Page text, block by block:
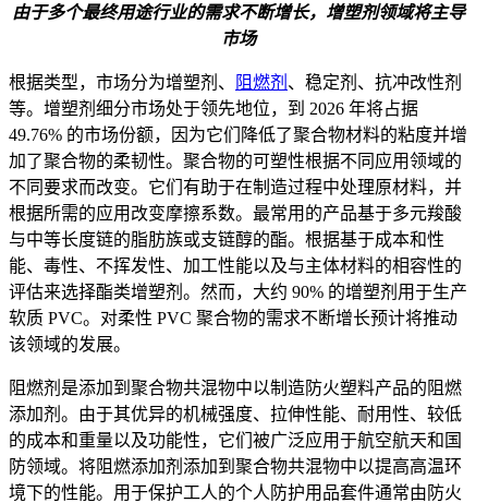
由于多个最终用途行业的需求不断增长，增塑剂领域将主导
市场
根据类型，市场分为增塑剂、 阻燃剂 、稳定剂、抗冲改性剂
等。增塑剂细分市场处于领先地位，到 2026 年将占据
49.76% 的市场份额，因为它们降低了聚合物材料的粘度并增
加了聚合物的柔韧性。聚合物的可塑性根据不同应用领域的
不同要求而改变。它们有助于在制造过程中处理原材料，并
根据所需的应用改变摩擦系数。最常用的产品基于多元羧酸
与中等长度链的脂肪族或支链醇的酯。根据基于成本和性
能、毒性、不挥发性、加工性能以及与主体材料的相容性的
评估来选择酯类增塑剂。然而，大约 90% 的增塑剂用于生产
软质 PVC。对柔性 PVC 聚合物的需求不断增长预计将推动
该领域的发展。
阻燃剂是添加到聚合物共混物中以制造防火塑料产品的阻燃
添加剂。由于其优异的机械强度、拉伸性能、耐用性、较低
的成本和重量以及功能性，它们被广泛应用于航空航天和国
防领域。将阻燃添加剂添加到聚合物共混物中以提高高温环
境下的性能。用于保护工人的个人防护用品套件通常由防火